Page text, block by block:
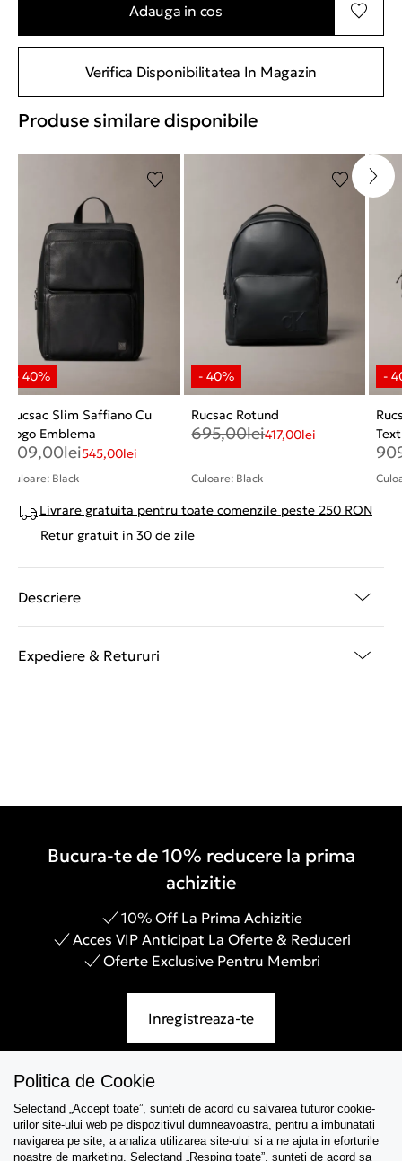
Adauga in cos
Verifica Disponibilitatea In Magazin
Produse similare disponibile
Rucsac Slim Saffiano Cu
Logo Emblema
909,00lei545,00lei
Culoare: Black
Rucsac Rotund
695,00lei417,00lei
Culoare: Black
Livrare gratuita pentru toate comenzile peste 250 RON
Retur gratuit in 30 de zile
Descriere
Expediere & Retururi
Bucura-te de 10% reducere la prima
achizitie
10% Off La Prima Achizitie
Acces VIP Anticipat La Oferte & Reduceri
Oferte Exclusive Pentru Membri
Inregistreaza-te
Asistenta
Colectii
Politica de Cookie
Selectand „Accept toate”, sunteti de acord cu salvarea tuturor cookie-
urilor site-ului web pe dispozitivul dumneavoastra, pentru a imbunatati
navigarea pe site, a analiza utilizarea site-ului si a ne ajuta in eforturile
noastre de marketing. Selectand „Resping toate”, sunteti de acord sa